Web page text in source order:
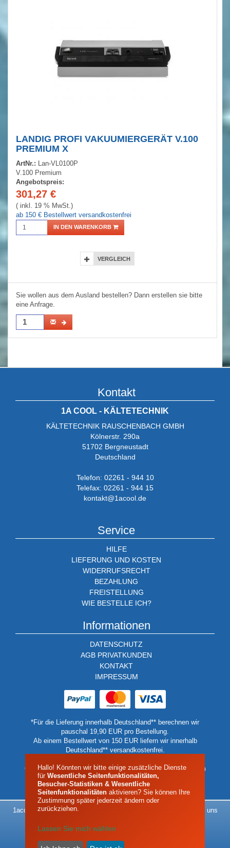
LANDIG PROFI VAKUUMIERGERÄT V.100
PREMIUM X
ArtNr.:
Lan-VL0100P
V.100 Premium
Angebotspreis:
301,27 €
( inkl. 19 % MwSt.)
ab 150 € Bestellwert versandkostenfrei
IN DEN WARENKORB
VERGLEICH
Sie wollen aus dem Ausland bestellen? Dann erstellen sie bitte
eine Anfrage.
Kontakt
1A COOL - KÄLTETECHNIK
KÄLTETECHNIK RAUSCHENBACH GMBH
Kölnerstr. 290a
51702 Bergneustadt
Deutschland
Telefon: 02261 - 944 10
Telefax: 02261 - 944 15
kontakt@1acool.de
Service
HILFE
LIEFERUNG UND KOSTEN
WIDERRUFSRECHT
BEZAHLUNG
FREISTELLUNG
WIE BESTELLE ICH?
Informationen
DATENSCHUTZ
AGB PRIVATKUNDEN
KONTAKT
IMPRESSUM
*Für die Lieferung innerhalb Deutschland** berechnen wir
pauschal 19,90 EUR pro Bestellung.
Ab einem Bestellwert von 150 EUR liefern wir innerhalb
Deutschland** versandkostenfrei.
Geben Sie in diesen Fällen bitte eine Lieferadressen auf dem
Festland oder einer Talstation an.
1acool - Alles rund um das Thema Kältetechnik - Das Klima liegt uns
| Impressum |
Hallo! Könnten wir bitte einige zusätzliche Dienste
für Wesentliche Seitenfunktionalitäten,
Besucher-Statistiken & Wesentliche
Seitenfunktionalitäten aktivieren? Sie können Ihre
Zustimmung später jederzeit ändern oder
zurückziehen.
Lassen Sie mich wählen